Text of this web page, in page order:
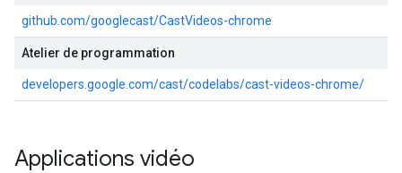
github.com/googlecast/CastVideos-chrome
Atelier de programmation
developers.google.com/cast/codelabs/cast-videos-chrome/
Applications vidéo